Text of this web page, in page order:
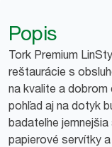
Popis
Tork Premium
reštaurácie s
na kvalite a
pohľad aj na dotyk
badateľne
papierové servítky